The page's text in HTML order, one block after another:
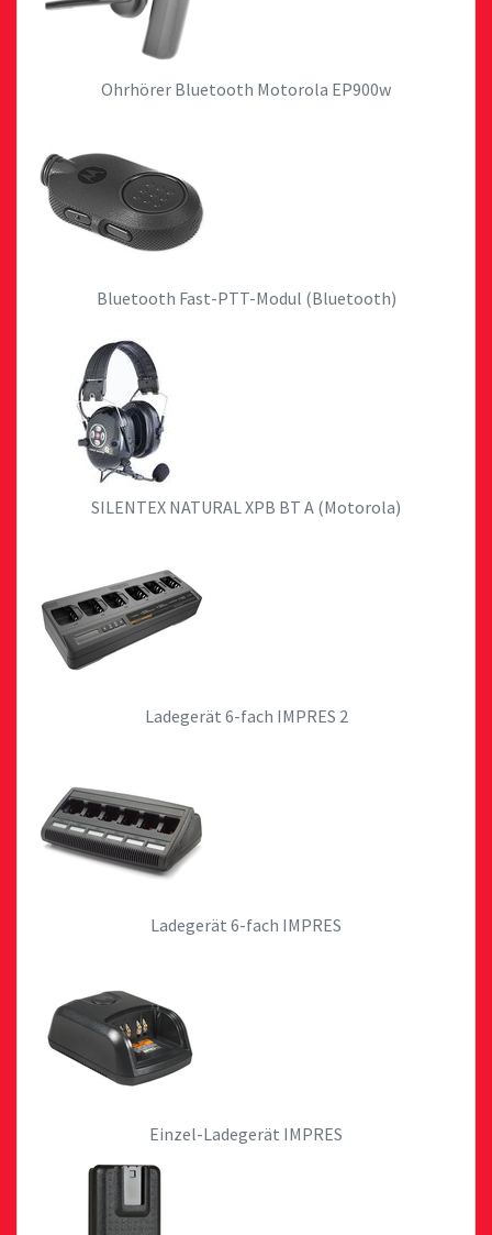
Ohrhörer Bluetooth Motorola EP900w
Bluetooth Fast-PTT-Modul (Bluetooth)
SILENTEX NATURAL XPB BT A (Motorola)
Ladegerät 6-fach IMPRES 2
Ladegerät 6-fach IMPRES
Einzel-Ladegerät IMPRES